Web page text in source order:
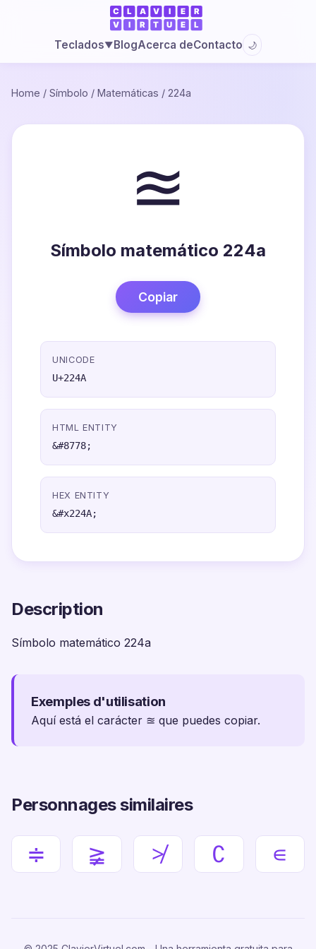
Teclados▼BlogAcerca deContacto 🌙
Home / Símbolo / Matemáticas / 224a
≊
Símbolo matemático 224a
Copiar
UNICODE
U+224A
HTML ENTITY
&#8778;
HEX ENTITY
&#x224A;
Description
Símbolo matemático 224a
Exemples d'utilisation
Aquí está el carácter ≊ que puedes copiar.
Personnages similaires
≑ ≩ ≯ ∁ ∊